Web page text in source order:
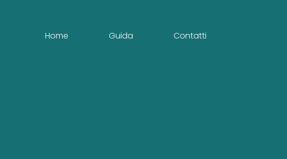
Home Guida Contatti